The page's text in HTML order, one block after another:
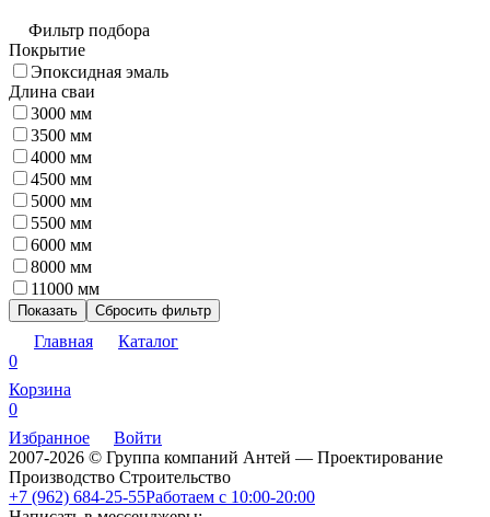
Фильтр подбора
Покрытие
Эпоксидная эмаль
Длина сваи
3000 мм
3500 мм
4000 мм
4500 мм
5000 мм
5500 мм
6000 мм
8000 мм
11000 мм
Показать Сбросить фильтр
Главная
Каталог
0
Корзина
0
Избранное
Войти
2007-2026 © Группа компаний Антей — Проектирование
Производство Строительство
+7 (962) 684-25-55Работаем с 10:00-20:00